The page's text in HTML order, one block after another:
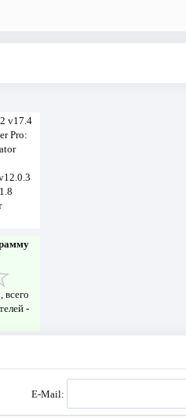
v17.4
Pro:
всего
-
E-Mail: